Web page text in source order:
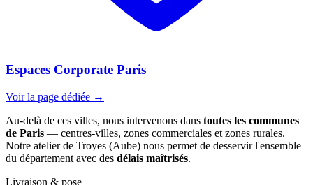
Espaces Corporate Paris
Voir la page dédiée →
Au-delà de ces villes, nous intervenons dans toutes les communes
de Paris — centres-villes, zones commerciales et zones rurales.
Notre atelier de Troyes (Aube) nous permet de desservir l'ensemble
du département avec des délais maîtrisés.
Livraison & pose